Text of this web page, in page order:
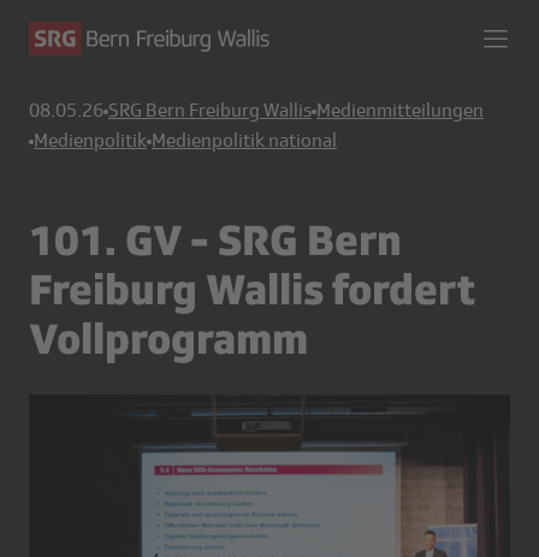
08.05.26 SRG Bern Freiburg Wallis Medienmitteilungen
Medienpolitik Medienpolitik national
101. GV - SRG Bern
Freiburg Wallis fordert
Vollprogramm